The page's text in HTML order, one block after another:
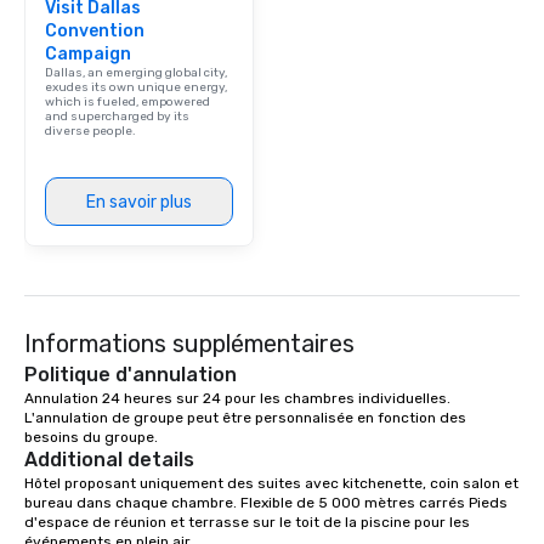
with different people
experiences not only
ways to network, but
Visit Dallas
Convention
Campaign
Dallas, an emerging global city,
exudes its own unique energy,
which is fueled, empowered
and supercharged by its
diverse people.
En savoir plus
Informations supplémentaires
Politique d'annulation
Annulation 24 heures sur 24 pour les chambres individuelles.
L'annulation de groupe peut être personnalisée en fonction des
besoins du groupe.
Additional details
Hôtel proposant uniquement des suites avec kitchenette, coin salon et
bureau dans chaque chambre. Flexible de 5 000 mètres carrés Pieds
d'espace de réunion et terrasse sur le toit de la piscine pour les